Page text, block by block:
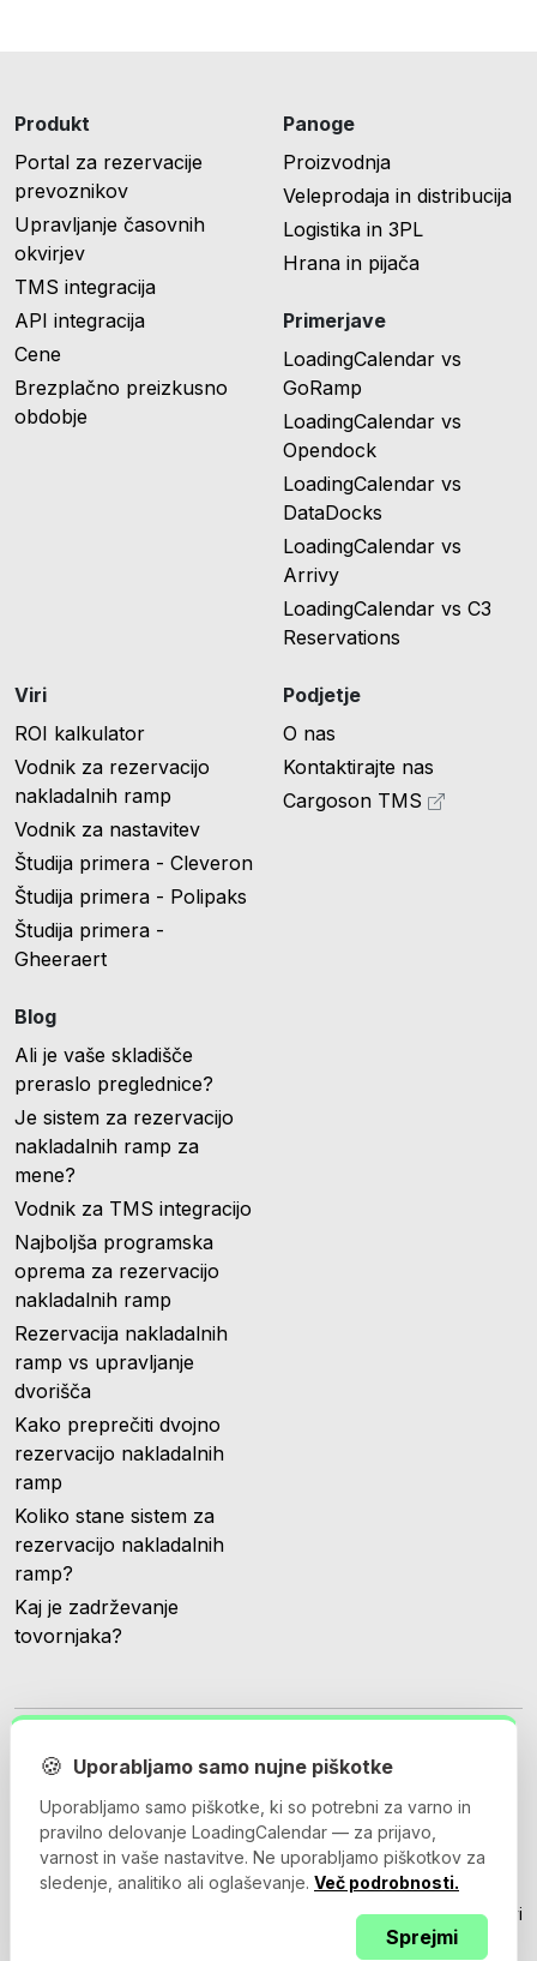
Produkt
Portal za rezervacije
prevoznikov
Upravljanje časovnih
okvirjev
TMS integracija
API integracija
Cene
Brezplačno preizkusno
obdobje
Panoge
Proizvodnja
Veleprodaja in distribucija
Logistika in 3PL
Hrana in pijača
Primerjave
LoadingCalendar vs
GoRamp
LoadingCalendar vs
Opendock
LoadingCalendar vs
DataDocks
LoadingCalendar vs
Arrivy
LoadingCalendar vs C3
Reservations
Viri
ROI kalkulator
Vodnik za rezervacijo
nakladalnih ramp
Vodnik za nastavitev
Študija primera - Cleveron
Študija primera - Polipaks
Študija primera -
Gheeraert
Blog
Ali je vaše skladišče
preraslo preglednice?
Je sistem za rezervacijo
nakladalnih ramp za
mene?
Vodnik za TMS integracijo
Najboljša programska
oprema za rezervacijo
nakladalnih ramp
Rezervacija nakladalnih
ramp vs upravljanje
dvorišča
Kako preprečiti dvojno
rezervacijo nakladalnih
ramp
Koliko stane sistem za
rezervacijo nakladalnih
ramp?
Kaj je zadrževanje
tovornjaka?
Podjetje
O nas
Kontaktirajte nas
Cargoson TMS
© 2026 Loadingcalendar.com. Vse pravice pridržane.
Pogodba o obdelavi
🍪 Uporabljamo samo nujne piškotke
Uporabljamo samo piškotke, ki so potrebni za varno in
pravilno delovanje LoadingCalendar — za prijavo,
varnost in vaše nastavitve. Ne uporabljamo piškotkov za
sledenje, analitiko ali oglaševanje. Več podrobnosti.
Sprejmi